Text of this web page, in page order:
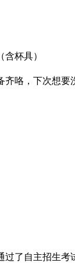
杯具）
齐咯，下次
了自主招生考